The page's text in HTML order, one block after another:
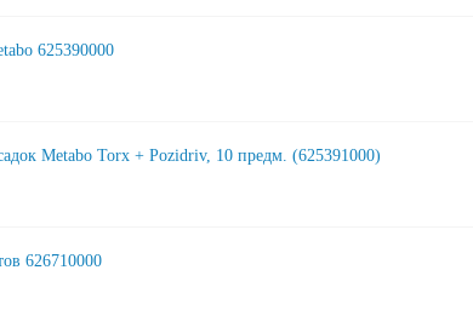
625390000
Metabo Torx + Pozidriv, 10 предм. (625391000)
626710000